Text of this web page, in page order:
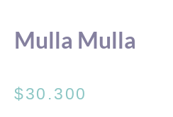
Mulla Mulla
$30.300